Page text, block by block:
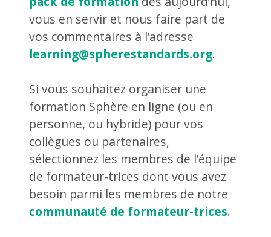
vous en servir et nous faire part de
vos commentaires à l’adresse
learning@spherestandards.org.
Si vous souhaitez organiser une
formation Sphère en ligne (ou en
personne, ou hybride) pour vos
collègues ou partenaires,
sélectionnez les membres de l’équipe
de formateur-trices dont vous avez
besoin parmi les membres de notre
communauté de formateur-trices.